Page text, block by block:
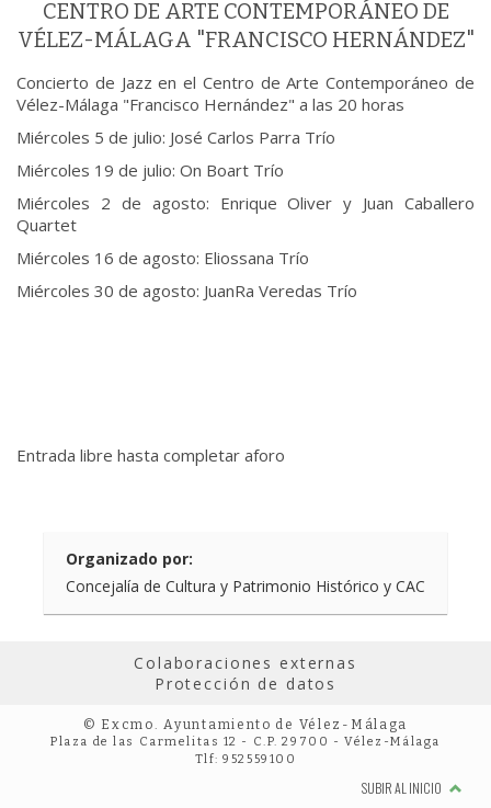
CENTRO DE ARTE CONTEMPORÁNEO DE
VÉLEZ-MÁLAGA "FRANCISCO HERNÁNDEZ"
Concierto de Jazz en el Centro de Arte Contemporáneo de
Vélez-Málaga "Francisco Hernández" a las 20 horas
Miércoles 5 de julio: José Carlos Parra Trío
Miércoles 19 de julio: On Boart Trío
Miércoles 2 de agosto: Enrique Oliver y Juan Caballero
Quartet
Miércoles 16 de agosto: Eliossana Trío
Miércoles 30 de agosto: JuanRa Veredas Trío
Entrada libre hasta completar aforo
Organizado por:
Concejalía de Cultura y Patrimonio Histórico y CAC
Colaboraciones externas
Protección de datos
© Excmo. Ayuntamiento de Vélez-Málaga
Plaza de las Carmelitas 12 - C.P. 29700 - Vélez-Málaga
Tlf: 952559100
SUBIR AL INICIO